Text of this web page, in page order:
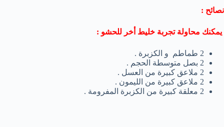
نصائح :
يمكنك محاولة تجربة خليط أخر للحشو :
2 طماطم و الكزبرة .
2 بصل متوسطة الحجم .
2 ملاعق كبيرة من العسل .
2 ملاعق كبيرة من الليمون .
2 معلقة كبيرة من الكزبرة المفرومة .